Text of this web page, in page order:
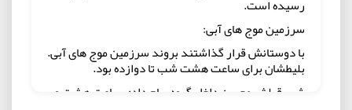
رسیده است.
سرزمین موج های آبی:
با دوستانش قرار گذاشتند بروند سرزمین موج های آبی.
بلیطشان برای ساعت هشت شب تا دوازده بود.
شب قبلش محسن داخل گروه پیام داد: «ساعت هشت و